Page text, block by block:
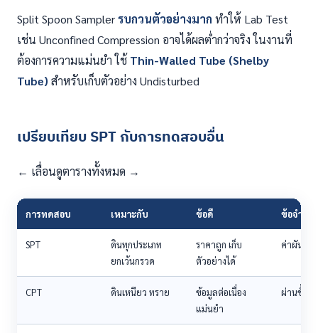
Split Spoon Samplerรบกวนตัวอย่างมาก ทำให้ Lab Test
เช่น Unconfined Compression อาจได้ผลต่ำกว่าจริง ในงานที่
ต้องการความแม่นยำ ใช้ Thin-Walled Tube (Shelby
Tube) สำหรับเก็บตัวอย่าง Undisturbed
เปรียบเทียบ SPT กับการทดสอบอื่น
← เลื่อนดูตารางทั้งหมด →
การทดสอบ เหมาะกับ ข้อดี ข้อจำกัด
SPT
ดินทุกประเภท
ยกเว้นกรวด
ราคาถูก เก็บ
ตัวอย่างได้
ค่าผันแป
CPT ดินเหนียว ทราย
ข้อมูลต่อเนื่อง
แม่นยำ
ผ่านชั้นก